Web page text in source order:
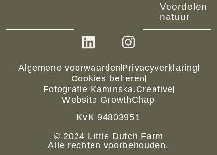
Voordelen
natuur
Algemene voorwaarden Privacyverklaring
Cookies beheren
Fotografie Kaminska.Creative
Website GrowthChap
KvK 94803951
© 2024 Little Dutch Farm
Alle rechten voorbehouden.